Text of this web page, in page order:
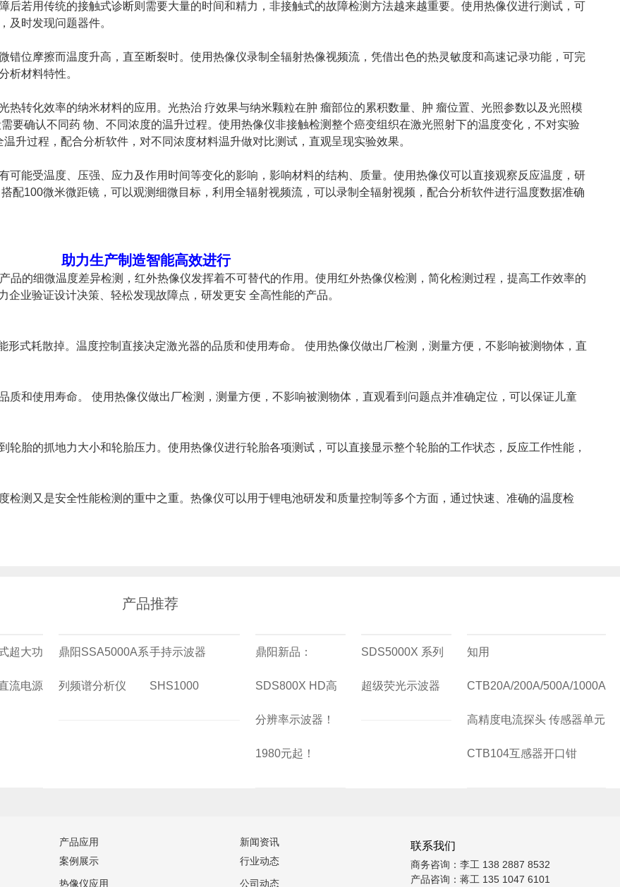
后若用传统的接触式诊断则需要大量的时间和精力，非接触式的故障检测方法越来越重要。使用热像仪进行测试，可
及时发现问题器件。
错位摩擦而温度升高，直至断裂时。使用热像仪录制全辐射热像视频流，凭借出色的热灵敏度和高速记录功能，可完
析材料特性。
热转化效率的纳米材料的应用。光热治 疗效果与纳米颗粒在肿 瘤部位的累积数量、肿 瘤位置、光照参数以及光照模
要确认不同药 物、不同浓度的温升过程。使用热像仪非接触检测整个癌变组织在激光照射下的温度变化，不对实验
升过程，配合分析软件，对不同浓度材料温升做对比测试，直观呈现实验效果。
可能受温度、压强、应力及作用时间等变化的影响，影响材料的结构、质量。使用热像仪可以直接观察反应温度，研
配100微米微距镜，可以观测细微目标，利用全辐射视频流，可以录制全辐射视频，配合分析软件进行温度数据准确
助力生产制造智能高效进行
品的细微温度差异检测，红外热像仪发挥着不可替代的作用。使用红外热像仪检测，简化检测过程，提高工作效率的
企业验证设计决策、轻松发现故障点，研发更安 全高性能的产品。
式耗散掉。温度控制直接决定激光器的品质和使用寿命。 使用热像仪做出厂检测，测量方便，不影响被测物体，直
质和使用寿命。 使用热像仪做出厂检测，测量方便，不影响被测物体，直观看到问题点并准确定位，可以保证儿童
胎的抓地力大小和轮胎压力。使用热像仪进行轮胎各项测试，可以直接显示整个轮胎的工作状态，反应工作性能，
检测又是安全性能检测的重中之重。热像仪可以用于锂电池研发和质量控制等多个方面，通过快速、准确的温度检
产品推荐
超大功
流电源
鼎阳SSA5000A系
列频谱分析仪
手持示波器
SHS1000
鼎阳新品：
SDS800X HD高
分辨率示波器！
1980元起！
SDS5000X 系列
超级荧光示波器
知用
CTB20A/200A/500A/1000A
高精度电流探头 传感器单元
CTB104互感器开口钳
产品应用
案例展示
热像仪应用
新闻资讯
行业动态
公司动态
联系我们
商务咨询：李工 138 2887 8532
产品咨询：蒋工 135 1047 6101